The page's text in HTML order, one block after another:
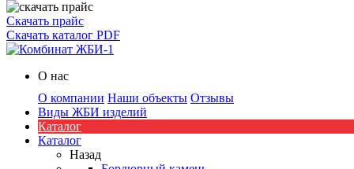
Скачать прайс
Скачать каталог PDF
О нас
О компании Наши объекты Отзывы
Виды ЖБИ изделий
Каталог
Каталог
Назад